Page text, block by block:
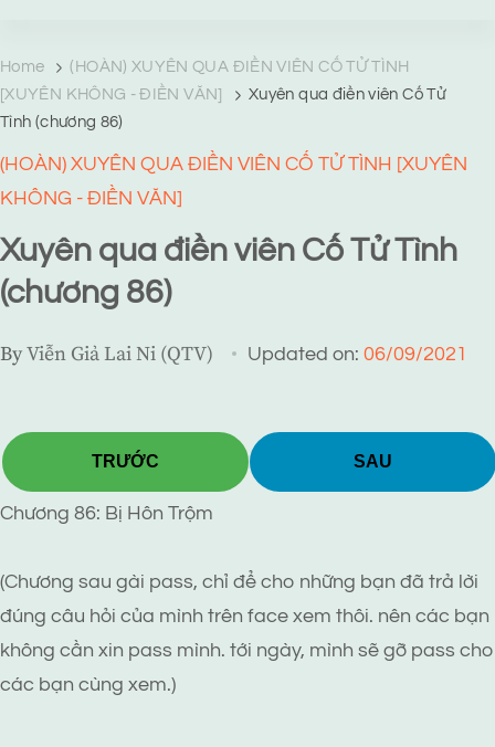
Home
(HOÀN) XUYÊN QUA ĐIỀN VIÊN CỐ TỬ TÌNH
[XUYÊN KHÔNG - ĐIỀN VĂN]
Xuyên qua điền viên Cố Tử
Tình (chương 86)
(HOÀN) XUYÊN QUA ĐIỀN VIÊN CỐ TỬ TÌNH [XUYÊN
KHÔNG - ĐIỀN VĂN]
Xuyên qua điền viên Cố Tử Tình
(chương 86)
ByViễn Giả Lai Ni (QTV) Updated on: 06/09/2021
TRƯỚC SAU
Chương 86: Bị Hôn Trộm
(Chương sau gài pass, chỉ để cho những bạn đã trả lời
đúng câu hỏi của mình trên face xem thôi. nên các bạn
không cần xin pass mình. tới ngày, mình sẽ gỡ pass cho
các bạn cùng xem.)